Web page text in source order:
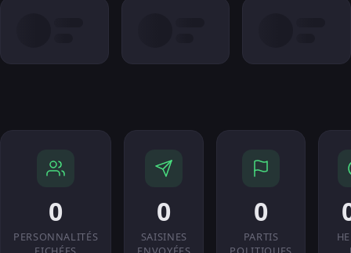
0
PERSONNALITÉS
0
SAISINES
0
PARTIS